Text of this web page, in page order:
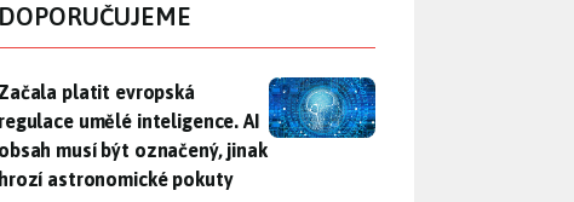
DOPORUČUJEME
Začala platit evropská regulace umělé inteligence. AI obsah
Začala platit evropská
regulace umělé inteligence. AI
obsah musí být označený, jinak
hrozí astronomické pokuty